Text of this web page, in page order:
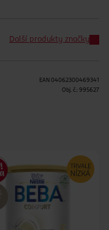
Další produkty značky
EAN 04062300469341
Obj. č.: 995627